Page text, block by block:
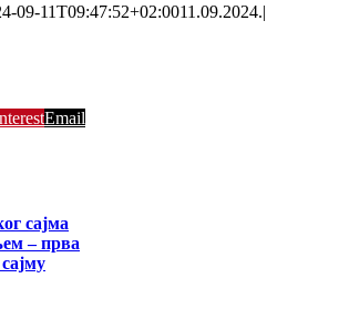
09-11T09:47:52+02:0011.09.2024.|
Email
сајма
– прва